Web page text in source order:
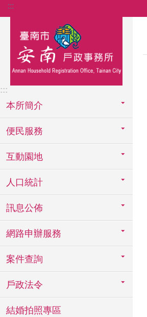
跳到主要內容區塊
:::
:::
本所簡介
便民服務
互動園地
人口統計
訊息公佈
網路申辦服務
案件查詢
戶政法令
結婚拍照專區